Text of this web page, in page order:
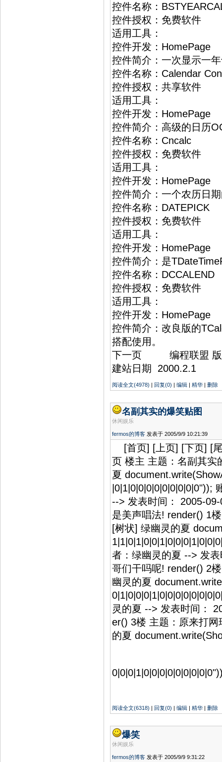
控件名称：
控件授权：免费软件
适用工具：
控件开发：HomePage
控件简介：一次显示一
控件名称：Calendar
控件授权：共享软件
适用工具：
控件开发：HomePage
控件简介：高级的日历
控件名称：Cncalc
控件授权：免费软件
适用工具：
控件开发：HomePage
控件简介：一个农历日
控件名称：DATEPICK
控件授权：免费软件
适用工具：
控件开发：HomePage
控件简介：是
控件名称：DCCALEND
控件授权：免费软件
适用工具：
控件开发：HomePage
控件简介：改良版的
搭配使用。
下一页 编程联盟 版
建站日期 2000.2.1
阅读全文(4978) | 回复(0) | 编辑 | 精华 | 删除
名副其实的爆笑贴图
休闲娱乐
fermos的博客 发表于 2005/9/9 10:21:39
[首页] [上页] [下页] [
页 楼主 主题：名副其实
夏
|0|1|0|0|0|0|0|0|0|0|0"));
--> 发表时间： 2005-
是美声唱法! render() 1
[树状] 绿幽灵的夏
者：绿幽灵的夏 --> 发
哥们干吗呢! render() 2
幽灵的夏
灵的夏 --> 发表时间：
er() 3楼 主题：原来打
的夏
阅读全文(6318) | 回复(0) | 编辑 | 精华 | 删除
爆笑
休闲娱乐
fermos的博客 发表于 2005/9/9 9:31:22